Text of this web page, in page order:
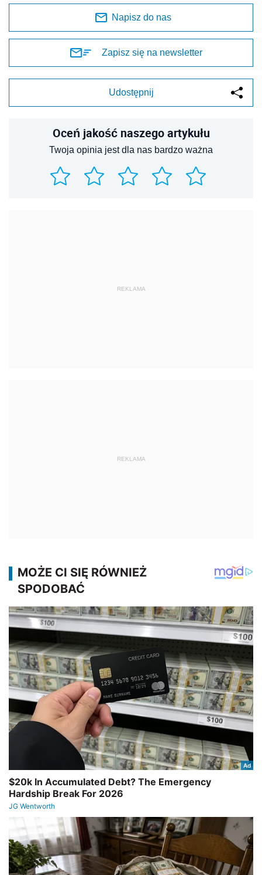
Napisz do nas
Zapisz się na newsletter
Udostępnij
Oceń jakość naszego artykułu
Twoja opinia jest dla nas bardzo ważna
REKLAMA
REKLAMA